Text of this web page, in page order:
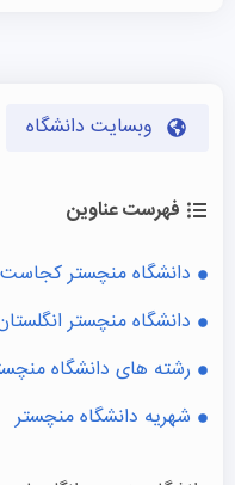
وبسایت دانشگاه
فهرست عناوین
دانشگاه منچستر کجاست
دانشگاه منچستر
رشته‌ های دانشگاه
شهریه دانشگاه منچستر